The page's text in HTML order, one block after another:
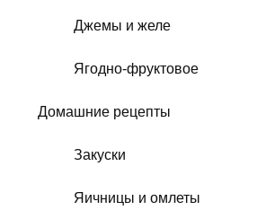
Джемы и желе
Ягодно-фруктовое
Домашние рецепты
Закуски
Яичницы и омлеты